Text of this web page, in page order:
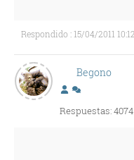
Respondido : 15/04/2011
Begono
Respuestas: 4074